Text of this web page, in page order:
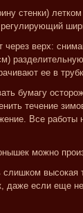
стенки)
верх:
ее в
бумагу
течение
Все
можно
высокая
даже если еще